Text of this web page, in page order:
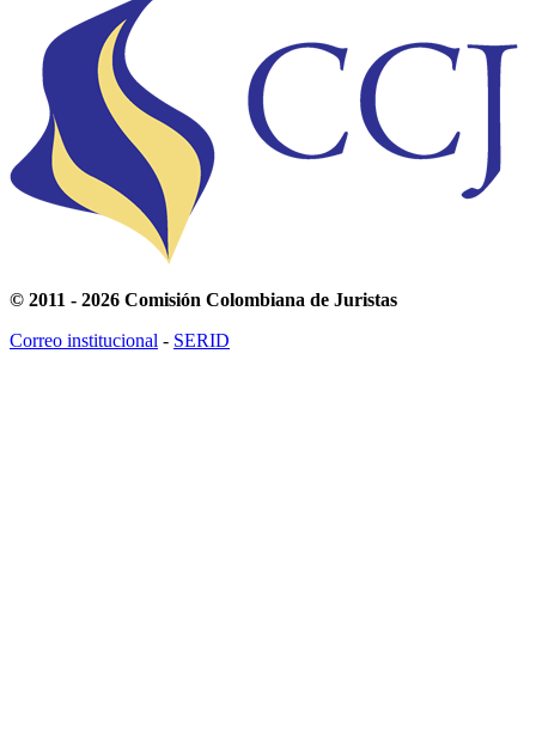
© 2011 - 2026 Comisión Colombiana de Juristas
Correo institucional - SERID